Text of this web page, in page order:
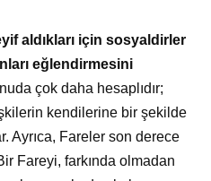
aldıkları için sosyaldirler
eğlendirmesini
çok daha hesaplıdır;
kendilerine bir şekilde
Ayrıca, Fareler son derece
Fareyi, farkında olmadan